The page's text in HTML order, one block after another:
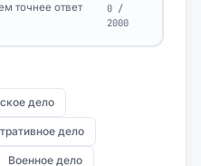
точнее ответ
0 /
2000
дело
дело
Военное дело